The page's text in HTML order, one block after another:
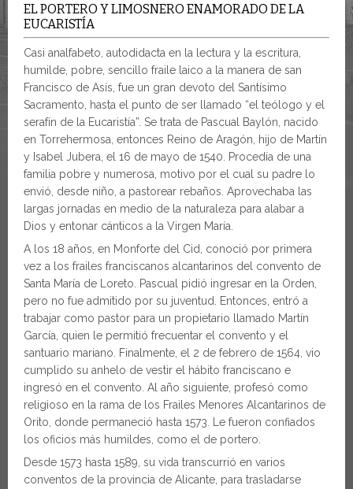
EL PORTERO Y LIMOSNERO ENAMORADO DE LA
EUCARISTÍA
Casi analfabeto, autodidacta en la lectura y la escritura,
humilde, pobre, sencillo fraile laico a la manera de san
Francisco de Asís, fue un gran devoto del Santísimo
Sacramento, hasta el punto de ser llamado “el teólogo y el
serafín de la Eucaristía”. Se trata de Pascual Baylón, nacido
en Torrehermosa, entonces Reino de Aragón, hijo de Martín
y Isabel Jubera, el 16 de mayo de 1540. Procedía de una
familia pobre y numerosa, motivo por el cual su padre lo
envió, desde niño, a pastorear rebaños. Aprovechaba las
largas jornadas en medio de la naturaleza para alabar a
Dios y entonar cánticos a la Virgen María.
A los 18 años, en Monforte del Cid, conoció por primera
vez a los frailes franciscanos alcantarinos del convento de
Santa María de Loreto. Pascual pidió ingresar en la Orden,
pero no fue admitido por su juventud. Entonces, entró a
trabajar como pastor para un propietario llamado Martín
García, quien le permitió frecuentar el convento y el
santuario mariano. Finalmente, el 2 de febrero de 1564, vio
cumplido su anhelo de vestir el hábito franciscano e
ingresó en el convento. Al año siguiente, profesó como
religioso en la rama de los Frailes Menores Alcantarinos de
Orito, donde permaneció hasta 1573. Le fueron confiados
los oficios más humildes, como el de portero.
Desde 1573 hasta 1589, su vida transcurrió en varios
conventos de la provincia de Alicante, para trasladarse